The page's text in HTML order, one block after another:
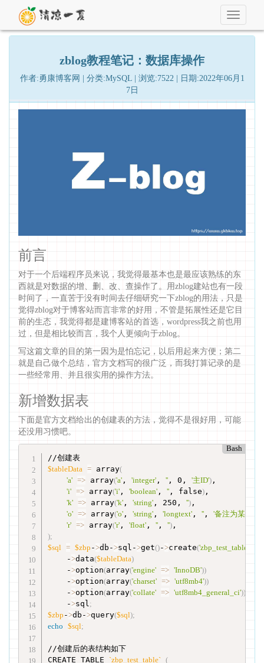
Toggle
zblog教程笔记：数据库操作
作者:勇康博客网 | 分类:MySQL | 浏览:7522 | 日期:2022年06月1
7日
前言
对于一个后端程序员来说，我觉得最基本也是最应该熟练的东
西就是对数据的增、删、改、查操作了。用zblog建站也有一段
时间了，一直苦于没有时间去仔细研究一下zblog的用法，只是
觉得zblog对于博客站而言非常的好用，不管是拓展性还是它目
前的生态，我觉得都是建博客站的首选，wordpress我之前也用
过，但是相比较而言，我个人更倾向于zblog。
写这篇文章的目的第一因为是怕忘记，以后用起来方便；第二
就是自己做个总结，官方文档写的很广泛，而我打算记录的是
一些经常用、并且很实用的操作方法。
新增数据表
下面是官方文档给出的创建表的方法，觉得不是很好用，可能
还没用习惯吧。
Bash
$tableData = array(
'a' => array('a' , 'integer' , '' , 0, '主ID') ,
'i' => array('i' , 'boolean' , '' , false) ,
'k' => array('k' , 'string' , 250, '') ,
'o' => array('o' , 'string' , 'longtext' , '' , '备注为某字段'
'r' => array('r' , 'float' , '' , '')
);
$sql = $zbp ->db->sql->get()->create('zbp_test_table'
    -
>data($tableData)
    -
>option(array('engine' => 'InnoDB'))
    -
>option(array('charset' => 'utf8mb4'))
    -
>option(array('collate' => 'utf8mb4_general_ci'))
    -
>sql;
$zbp ->db->query($sql);
echo
$sql;
//创建后的表结构如下
CREATE TABLE `zbp_test_table` (